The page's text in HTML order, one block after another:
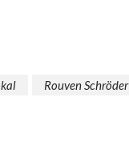
Rouven Schröder